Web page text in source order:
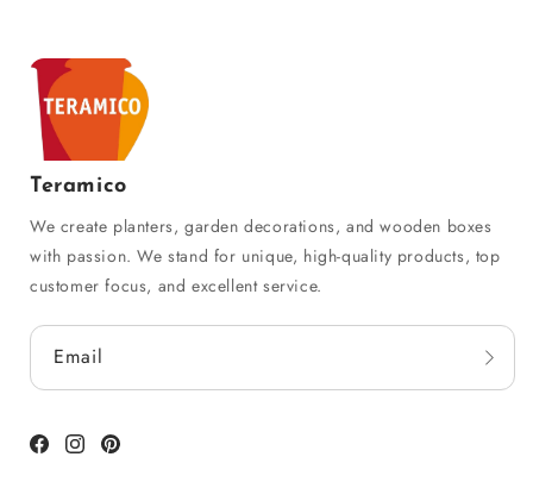
Teramico
We create planters, garden decorations, and wooden boxes
with passion. We stand for unique, high-quality products, top
customer focus, and excellent service.
Email
Facebook
Instagram
Pinterest